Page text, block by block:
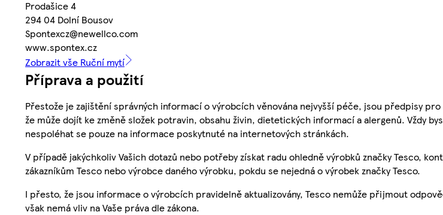
Prodašice 4
294 04 Dolní Bousov
Spontexcz@newellco.com
www.spontex.cz
Zobrazit vše Ruční mytí
Příprava a použití
Přestože je zajištění správných informací o výrobcích věnována nejvyšší péče, jsou předpisy
že může dojít ke změně složek potravin, obsahu živin, dietetických informací a alergenů. Vždy
nespoléhat se pouze na informace poskytnuté na internetových stránkách.
V případě jakýchkoliv Vašich dotazů nebo potřeby získat radu ohledně výrobků značky Tesco,
zákazníkům Tesco nebo výrobce daného výrobku, pokdu se nejedná o výrobek značky Tesco.
I přesto, že jsou informace o výrobcích pravidelně aktualizovány, Tesco nemůže přijmout
však nemá vliv na Vaše práva dle zákona.